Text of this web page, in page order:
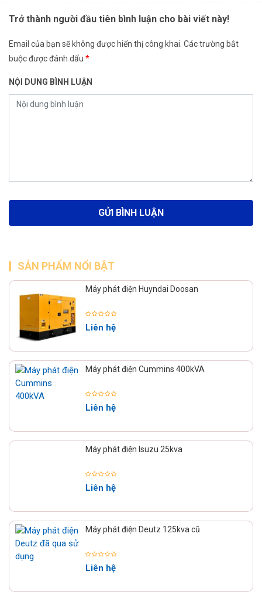
Trở thành người đầu tiên bình luận cho bài viết này!
Email của bạn sẽ không được hiển thị công khai. Các trường bắt
buộc được đánh dấu *
NỘI DUNG BÌNH LUẬN
SẢN PHẨM NỔI BẬT
Máy phát điện Huyndai Doosan
Liên hệ
Máy phát điện Cummins 400kVA
Liên hệ
Máy phát điện Isuzu 25kva
Liên hệ
Máy phát điện Deutz 125kva cũ
Liên hệ